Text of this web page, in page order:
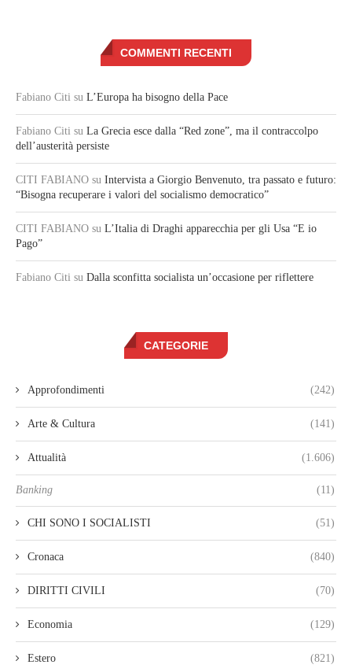
COMMENTI RECENTI
Fabiano Citi su L’Europa ha bisogno della Pace
Fabiano Citi su La Grecia esce dalla “Red zone”, ma il contraccolpo
dell’austerità persiste
CITI FABIANO su Intervista a Giorgio Benvenuto, tra passato e futuro:
“Bisogna recuperare i valori del socialismo democratico”
CITI FABIANO su L’Italia di Draghi apparecchia per gli Usa “E io
Pago”
Fabiano Citi su Dalla sconfitta socialista un’occasione per riflettere
CATEGORIE
Approfondimenti (242)
Arte & Cultura (141)
Attualità (1.606)
Banking (11)
CHI SONO I SOCIALISTI (51)
Cronaca (840)
DIRITTI CIVILI (70)
Economia (129)
Estero (821)